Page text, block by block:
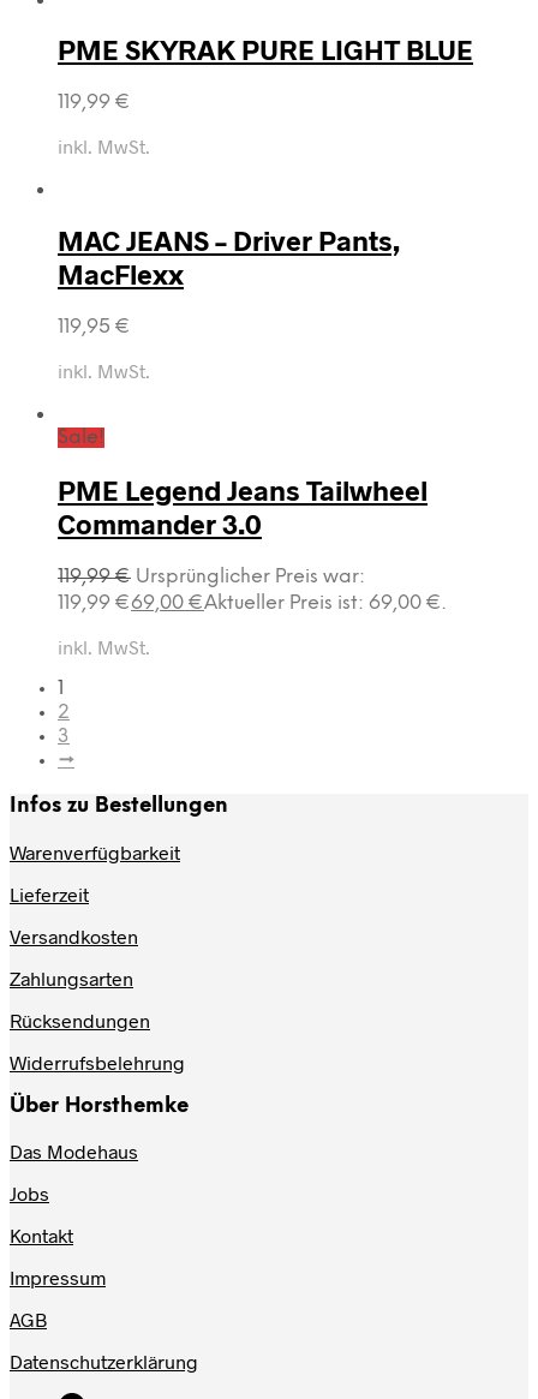
PME SKYRAK PURE LIGHT BLUE
119,99 €
inkl. MwSt.
MAC JEANS – Driver Pants,
MacFlexx
119,95 €
inkl. MwSt.
Sale!
PME Legend Jeans Tailwheel
Commander 3.0
119,99€ Ursprünglicher Preis war:
119,99 €69,00 €Aktueller Preis ist: 69,00 €.
inkl. MwSt.
1
2
3
→
Infos zu Bestellungen
Warenverfügbarkeit
Lieferzeit
Versandkosten
Zahlungsarten
Rücksendungen
Widerrufsbelehrung
Über Horsthemke
Das Modehaus
Jobs
Kontakt
Impressum
AGB
Datenschutzerklärung